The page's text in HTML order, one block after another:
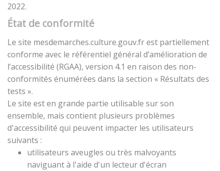
2022.
État de conformité
Le site mesdemarches.culture.gouv.fr est partiellement
conforme avec le référentiel général d’amélioration de
l’accessibilité (RGAA), version 4.1 en raison des non-
conformités énumérées dans la section « Résultats des
tests ».
Le site est en grande partie utilisable sur son
ensemble, mais contient plusieurs problèmes
d'accessibilité qui peuvent impacter les utilisateurs
suivants :
utilisateurs aveugles ou très malvoyants
naviguant à l'aide d'un lecteur d'écran